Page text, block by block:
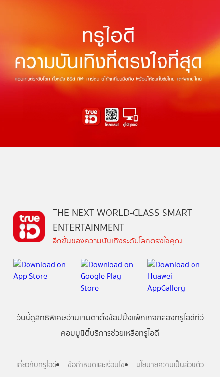
THE NEXT WORLD-CLASS SMART
ENTERTAINMENT
อีกขั้นของความบันเทิงระดับโลกตรงใจคุณ
วันนี้ดูสิทธิพิเศษอ่านเกมตาตั้งช้อปปิ้งแพ็กเกจกล่องทรูไอดีทีวี
คอมมูนิตี้บริการช่วยเหลือทรูไอดี
เกี่ยวกับทรูไอดี ข้อกำหนดและเงื่อนไข
นโยบายความเป็นส่วนตัว